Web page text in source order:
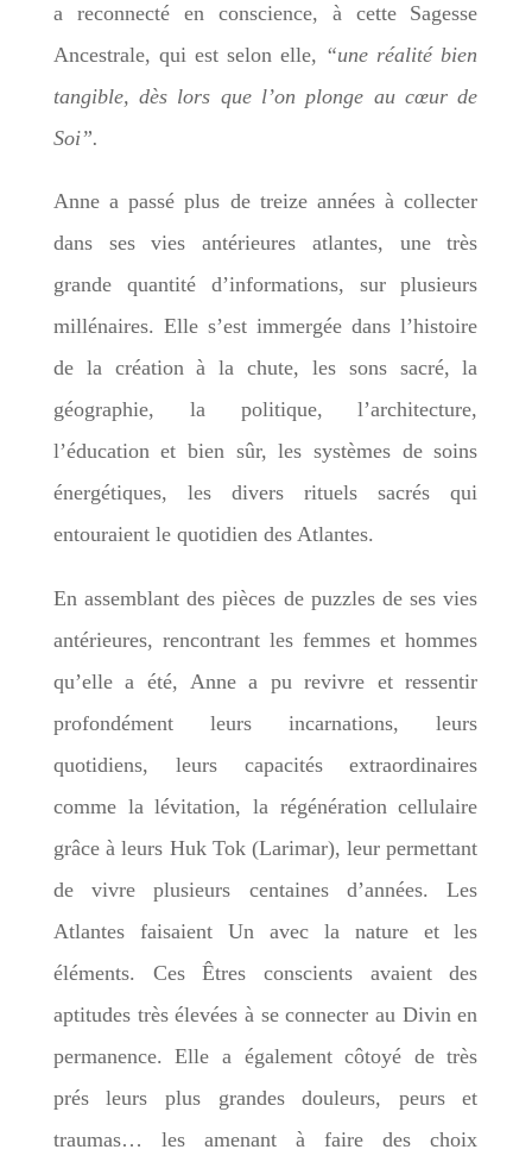
a reconnecté en conscience, à cette Sagesse
Ancestrale, qui est selon elle, “une réalité bien
tangible, dès lors que l’on plonge au cœur de
Soi”.
Anne a passé plus de treize années à collecter
dans ses vies antérieures atlantes, une très
grande quantité d’informations, sur plusieurs
millénaires. Elle s’est immergée dans l’histoire
de la création à la chute, les sons sacré, la
géographie, la politique, l’architecture,
l’éducation et bien sûr, les systèmes de soins
énergétiques, les divers rituels sacrés qui
entouraient le quotidien des Atlantes.
En assemblant des pièces de puzzles de ses vies
antérieures, rencontrant les femmes et hommes
qu’elle a été, Anne a pu revivre et ressentir
profondément leurs incarnations, leurs
quotidiens, leurs capacités extraordinaires
comme la lévitation, la régénération cellulaire
grâce à leurs Huk Tok (Larimar), leur permettant
de vivre plusieurs centaines d’années. Les
Atlantes faisaient Un avec la nature et les
éléments. Ces Êtres conscients avaient des
aptitudes très élevées à se connecter au Divin en
permanence. Elle a également côtoyé de très
prés leurs plus grandes douleurs, peurs et
traumas… les amenant à faire des choix